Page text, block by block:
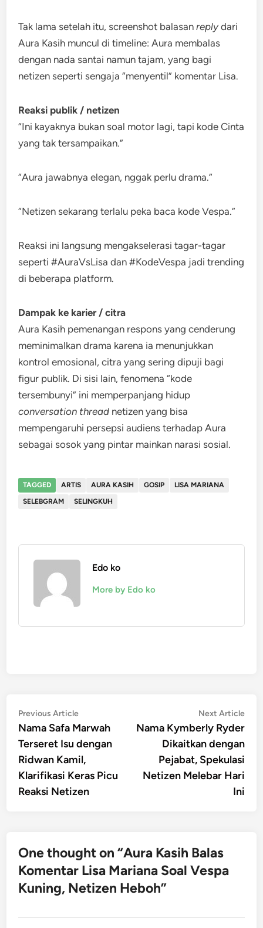
Tak lama setelah itu, screenshot balasanreplydari
Aura Kasih muncul di timeline: Aura membalas
dengan nada santai namun tajam, yang bagi
netizen seperti sengaja “menyentil” komentar Lisa.
Reaksi publik / netizen
“Ini kayaknya bukan soal motor lagi, tapi kode Cinta
yang tak tersampaikan.”
“Aura jawabnya elegan, nggak perlu drama.”
“Netizen sekarang terlalu peka baca kode Vespa.”
Reaksi ini langsung mengakselerasi tagar-tagar
seperti #AuraVsLisa dan #KodeVespa jadi trending
di beberapa platform.
Dampak ke karier / citra
Aura Kasih pemenangan respons yang cenderung
meminimalkan drama karena ia menunjukkan
kontrol emosional, citra yang sering dipuji bagi
figur publik. Di sisi lain, fenomena “kode
tersembunyi” ini memperpanjang hidup
conversation thread netizen yang bisa
mempengaruhi persepsi audiens terhadap Aura
sebagai sosok yang pintar mainkan narasi sosial.
TAGGED ARTIS AURA KASIH GOSIP
LISA MARIANA
SELEBGRAM
SELINGKUH
Edo ko
More by Edo ko
Post
navigation
Previous ArticlePrevious
article:
Nama Safa Marwah
Terseret Isu dengan
Ridwan Kamil,
Klarifikasi Keras Picu
Reaksi Netizen
Next Article
Nama Kymberly Ryder
Dikaitkan dengan
Pejabat, Spekulasi
Netizen Melebar Hari
Ini
One thought on “Aura Kasih Balas
Komentar Lisa Mariana Soal Vespa
Kuning, Netizen Heboh”